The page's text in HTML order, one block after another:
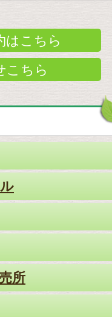
はこちら
こちら
所